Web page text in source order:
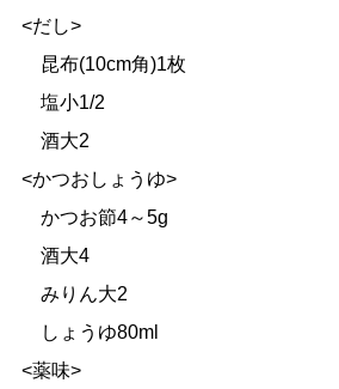
<だし>
昆布(10cm角)1枚
塩小1/2
酒大2
<かつおしょうゆ>
かつお節4～5g
酒大4
みりん大2
しょうゆ80ml
<薬味>